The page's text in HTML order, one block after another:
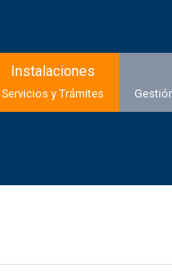
Instalaciones
Servicios y Trámites